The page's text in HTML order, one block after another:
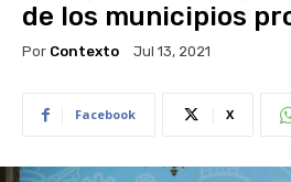
de los municipios
Por Contexto Jul 13, 2021
Facebook X